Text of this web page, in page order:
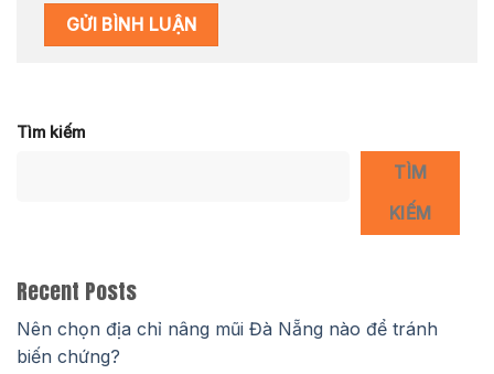
Tìm kiếm
TÌM
KIẾM
Recent Posts
Nên chọn địa chỉ nâng mũi Đà Nẵng nào để tránh
biến chứng?